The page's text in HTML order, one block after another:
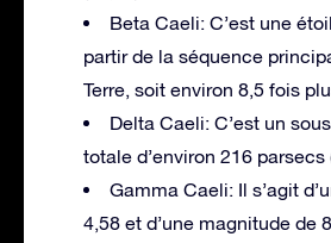
Beta Caeli: C’est une
partir de la séquence
Terre, soit environ 8,5 fois
Delta Caeli: C’est un
totale d’environ 216 parsecs
Gamma Caeli: Il s’agit
4,58 et d’une magnitude de